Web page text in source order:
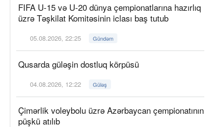
FIFA U-15 və U-20 dünya çempionatlarına hazırlıq
üzrə Təşkilat Komitəsinin iclası baş tutub
05.08.2026, 22:25 Gündəm
Qusarda güləşin dostluq körpüsü
04.08.2026, 12:22 Güləş
Çimərlik voleybolu üzrə Azərbaycan çempionatının
püşkü atılıb